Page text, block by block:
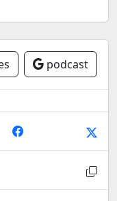
podcast